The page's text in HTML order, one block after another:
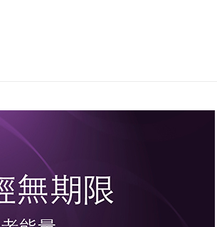
相關說明
【大哥付你分期使用說明】
1.本服務由台灣大哥大提供，台灣大哥大用戶可立即使
2.付款方式選擇「大哥付你分期」，訂單成立後會自動
流程，驗證手機門號後，選擇欲分期的期數、繳款截止
完成交易。
4.訂單成立30分鐘內，如未前往確認交易或遇審核未通
AFTEE先享後付
相關說明
【關於「AFTEE先享後付」】
AFTEE先享後付是「在收到商品之後才付款」的支付方
１．簡單：不需註冊會員、不需綁卡、不需儲值。
Hami Point